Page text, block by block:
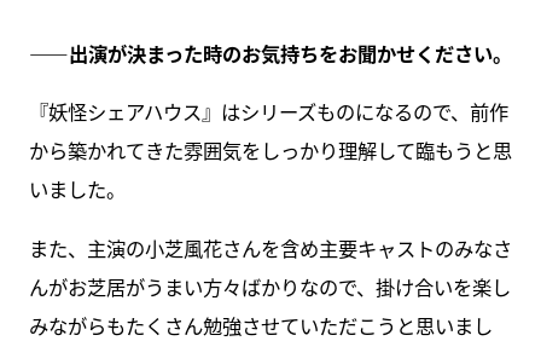
――出演が決まった時のお気持ちをお聞かせください。
『妖怪シェアハウス』はシリーズものになるので、前作
から築かれてきた雰囲気をしっかり理解して臨もうと思
いました。
また、主演の小芝風花さんを含め主要キャストのみなさ
んがお芝居がうまい方々ばかりなので、掛け合いを楽し
みながらもたくさん勉強させていただこうと思いまし